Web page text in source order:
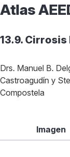
Atlas
13.9.
Drs. Manuel B.
Castroagudín y
Compostela
Imagen